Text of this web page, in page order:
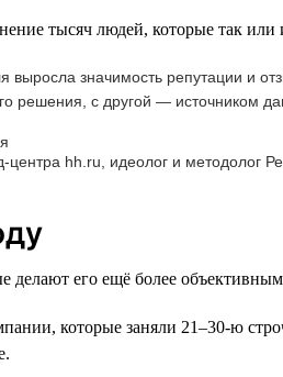
тысяч людей, которые так
выросла значимость репутации и
решения, с другой — источником
центра hh.ru, идеолог и методолог
делают его ещё более
которые заняли 21–30-ю